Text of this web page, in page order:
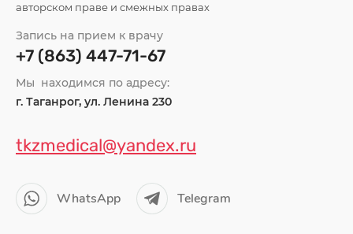
WhatsApp Telegram
tkzmedical@yandex.ru
авторском праве и смежных правах
Запись на прием к врачу
+7 (863) 447-71-67
Мы находимся по адресу:
г. Таганрог, ул. Ленина 230